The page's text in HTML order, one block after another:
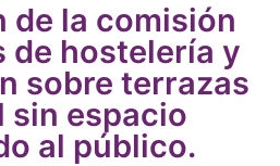
de la comisión
de hostelería y
sobre terrazas
sin espacio
al público.